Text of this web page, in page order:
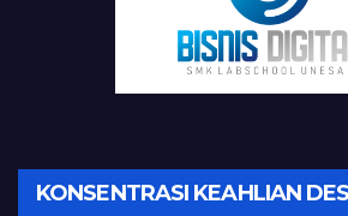
KONSENTRASI KEAHLIAN